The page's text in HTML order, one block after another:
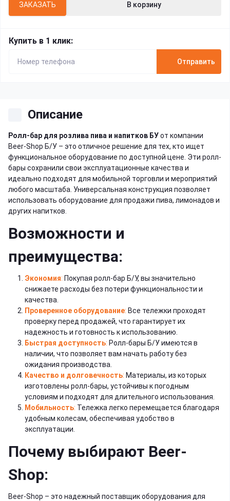
ЗАКАЗАТЬ В корзину
Купить в 1 клик:
Отправить
Описание
Ролл-бар для розлива пива и напитков БУот компании
Beer-Shop Б/У – это отличное решение для тех, кто ищет
функциональное оборудование по доступной цене. Эти ролл-
бары сохранили свои эксплуатационные качества и
идеально подходят для мобильной торговли и мероприятий
любого масштаба. Универсальная конструкция позволяет
использовать оборудование для продажи пива, лимонадов и
других напитков.
Возможности и
преимущества:
Экономия: Покупая ролл-бар Б/У, вы значительно
снижаете расходы без потери функциональности и
качества.
Проверенное оборудование: Все тележки проходят
проверку перед продажей, что гарантирует их
надежность и готовность к использованию.
Быстрая доступность: Ролл-бары Б/У имеются в
наличии, что позволяет вам начать работу без
ожидания производства.
Качество и долговечность: Материалы, из которых
изготовлены ролл-бары, устойчивы к погодным
условиям и подходят для длительного использования.
Мобильность: Тележка легко перемещается благодаря
удобным колесам, обеспечивая удобство в
эксплуатации.
Почему выбирают Beer-
Shop:
Beer-Shop – это надежный поставщик оборудования для